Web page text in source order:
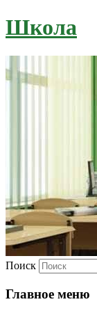
Школа
Поиск
Главное меню